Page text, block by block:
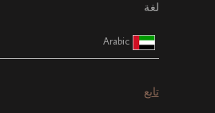
لغة
Arabic
تابع